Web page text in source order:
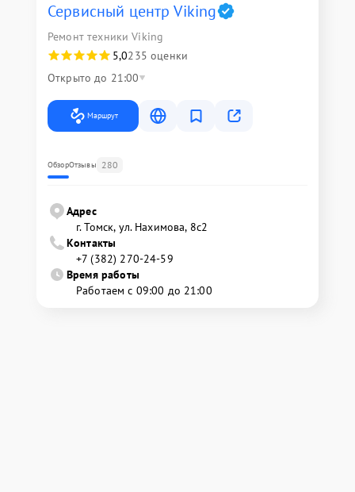
Сервисный центр Viking
Ремонт техники Viking
5,0235 оценки
Открыто до 21:00
Маршрут
ОбзорОтзывы 280
Адрес
г. Томск, ул. Нахимова, 8с2
Контакты
+7 (382) 270-24-59
Время работы
Работаем с 09:00 до 21:00